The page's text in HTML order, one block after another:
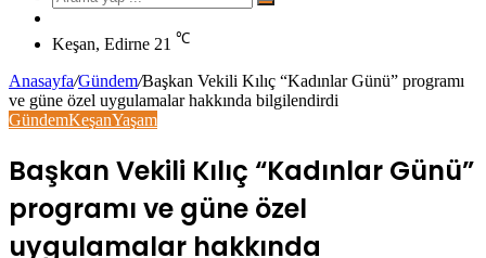
Arama
Makale
Keşan, Edirne 21 ℃
Anasayfa/Gündem/Başkan Vekili Kılıç “Kadınlar Günü” programı
ve güne özel uygulamalar hakkında bilgilendirdi
GündemKeşanYaşam
Başkan Vekili Kılıç “Kadınlar Günü”
programı ve güne özel
uygulamalar hakkında